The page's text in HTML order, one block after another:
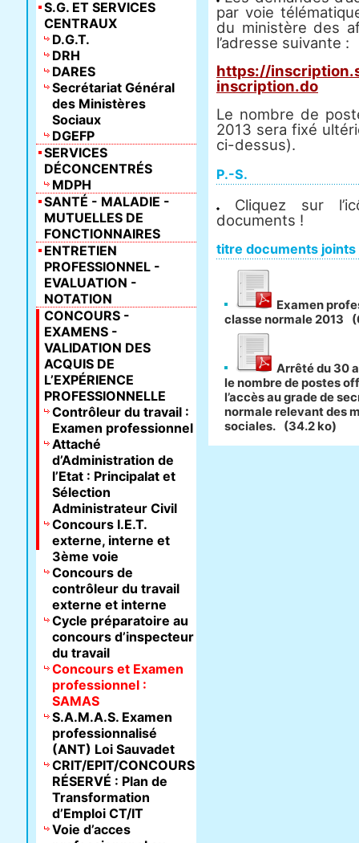
par voie
du ministère des
l’adresse suivante :
https://
inscription.do
Le nombre de
2013 sera fixé
ci-dessus).
P.-S.
Cliquez sur
documents !
titre documents joints
Examen
classe normale 2013
Arrêté du 30
le nombre de postes
l’accès au grade de
normale relevant des
sociales.
(34.2 ko)
S.G. ET SERVICES
CENTRAUX
D.G.T.
DRH
DARES
Secrétariat Général
des Ministères
Sociaux
DGEFP
SERVICES
DÉCONCENTRÉS
MDPH
SANTÉ - MALADIE -
MUTUELLES DE
FONCTIONNAIRES
ENTRETIEN
PROFESSIONNEL -
EVALUATION -
NOTATION
CONCOURS -
EXAMENS -
VALIDATION DES
ACQUIS DE
L’EXPÉRIENCE
PROFESSIONNELLE
Contrôleur du travail :
Examen professionnel
Attaché
d’Administration de
l’Etat : Principalat et
Sélection
Administrateur Civil
Concours I.E.T.
externe, interne et
3ème voie
Concours de
contrôleur du travail
externe et interne
Cycle préparatoire au
concours d’inspecteur
du travail
Concours et Examen
professionnel :
SAMAS
S.A.M.A.S. Examen
professionnalisé
(ANT) Loi Sauvadet
CRIT/EPIT/CONCOURS
RÉSERVÉ : Plan de
Transformation
d’Emploi CT/IT
Voie d’acces